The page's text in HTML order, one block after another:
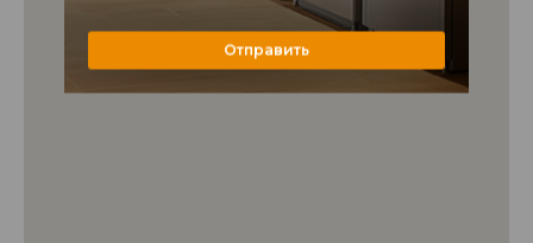
Отправить